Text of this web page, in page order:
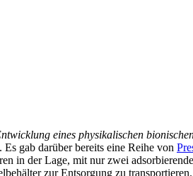
eines physikalischen
gab darüber bereits eine Reihe von
in der Lage, mit nur zwei
zur Entsorgung zu